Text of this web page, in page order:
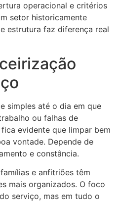
operacional e critérios
setor historicamente
estrutura faz diferença real
simples até o dia em que
ou falhas de
evidente que limpar bem
vontade. Depende de
e constância.
e anfitriões têm
mais organizados. O foco
serviço, mas em tudo o